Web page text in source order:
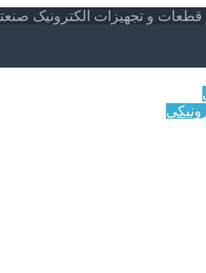
و تجهیزات الکترونیک